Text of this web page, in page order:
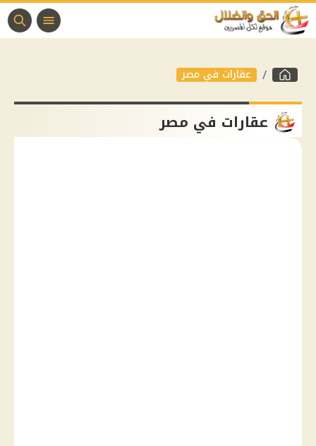
عقارات في مصر
عقارات في مصر